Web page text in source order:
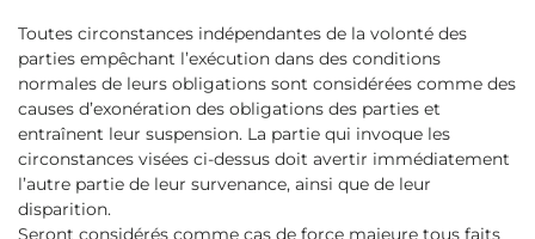
Toutes circonstances indépendantes de la volonté des
parties empêchant l’exécution dans des conditions
normales de leurs obligations sont considérées comme des
causes d’exonération des obligations des parties et
entraînent leur suspension. La partie qui invoque les
circonstances visées ci-dessus doit avertir immédiatement
l’autre partie de leur survenance, ainsi que de leur
disparition.
Seront considérés comme cas de force majeure tous faits